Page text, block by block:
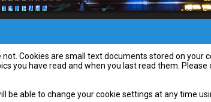
Cookies are small text documents stored on your
you have read and when you last read them.
be able to change your cookie settings at any time